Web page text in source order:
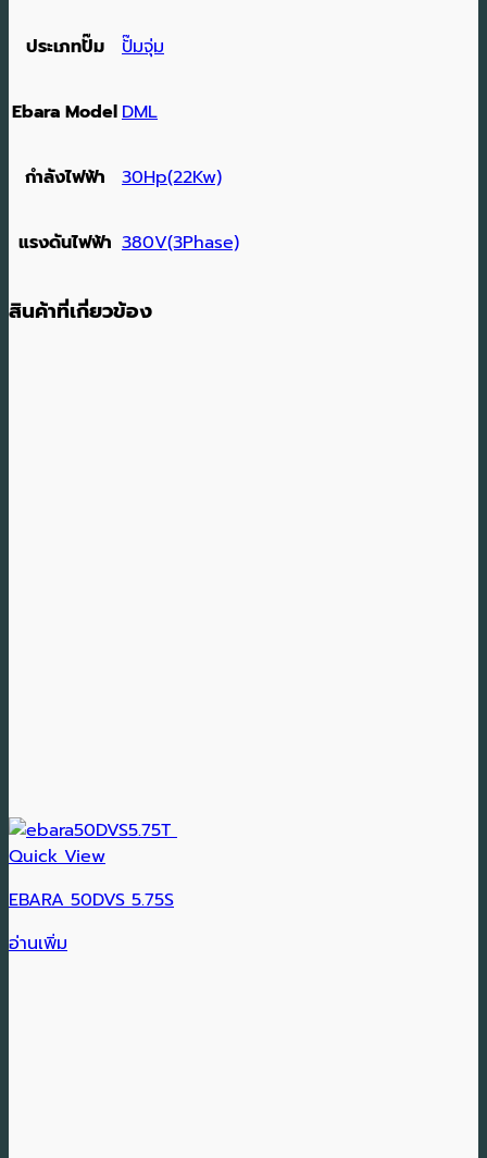
ประเภทปั๊ม ปั๊มจุ่ม
Ebara Model DML
กำลังไฟฟ้า 30Hp(22Kw)
แรงดันไฟฟ้า 380V(3Phase)
สินค้าที่เกี่ยวข้อง
Quick View
EBARA 50DVS 5.75S
อ่านเพิ่ม